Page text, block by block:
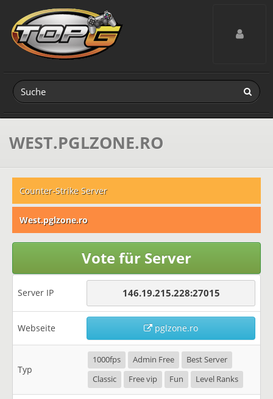
Toggle
WEST.PGLZONE.RO
Counter-Strike Server
West.pglzone.ro
Vote für Server
Server IP 146.19.215.228:27015
Webseite pglzone.ro
Typ
1000fps Admin Free
Best Server
Classic
Free vip Fun Level Ranks